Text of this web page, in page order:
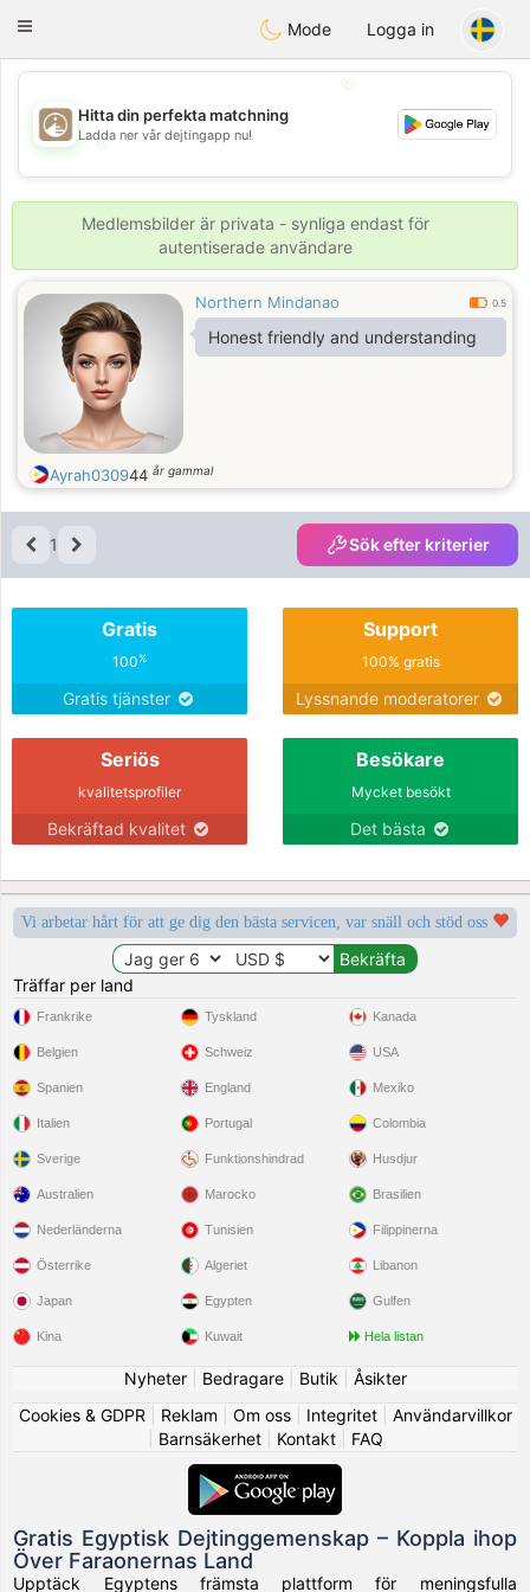
ahebik
Toggle
Mode Logga in
💖
💕
💕
Hitta din perfekta matchning
Ladda ner vår dejtingapp nu!
Medlemsbilder är privata - synliga endast för
autentiserade användare
Northern Mindanao 0.5
Honest friendly and understanding
Ayrah030944 år gammal
1 Sök efter kriterier
Gratis
100%
Gratis tjänster
Support
100% gratis
Lyssnande moderatorer
Seriös
kvalitetsprofiler
Bekräftad kvalitet
Besökare
Mycket besökt
Det bästa
Vi arbetar hårt för att ge dig den bästa servicen, var snäll och stöd oss
Träffar per land
Frankrike
Belgien
Spanien
Italien
Sverige
Tyskland
Schweiz
England
Portugal
Funktionshindrad
Kanada
USA
Mexiko
Colombia
Husdjur
Australien
Nederländerna
Österrike
Japan
Kina
Marocko
Tunisien
Algeriet
Egypten
Kuwait
Brasilien
Filippinerna
Libanon
Gulfen
Hela listan
Nyheter| Bedragare| Butik
Åsikter
Cookies & GDPR
Reklam Om oss| Integritet| Användarvillkor
Barnsäkerhet| Kontakt| FAQ
Gratis Egyptisk Dejtinggemenskap – Koppla ihop
Över Faraonernas Land
Upptäck Egyptens främsta plattform för meningsfulla